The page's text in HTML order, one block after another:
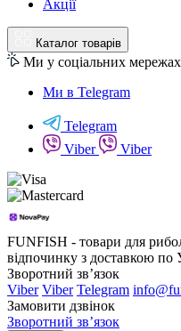
Акції
Каталог товарів
Ми у соціальних мережах
Ми в Telegram
Telegram
Viber
Viber
FUNFISH - товари для
відпочинку з доставкою по
Зворотний зв’язок
Viber Viber Telegram
Замовити дзвінок
Зворотний зв’язок